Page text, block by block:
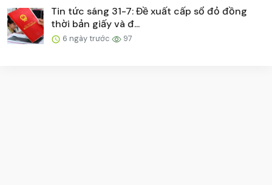
Tin tức sáng 31-7: Đề xuất cấp sổ đỏ đồng
thời bản giấy và đ...
6 ngày trước 97